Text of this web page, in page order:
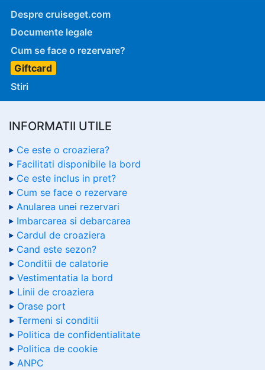
Despre cruiseget.com
Documente legale
Cum se face o rezervare?
Giftcard
Stiri
INFORMATII UTILE
Ce este o croaziera?
Facilitati disponibile la bord
Ce este inclus in pret?
Cum se face o rezervare
Anularea unei rezervari
Imbarcarea si debarcarea
Cardul de croaziera
Cand este sezon?
Conditii de calatorie
Vestimentatia la bord
Linii de croaziera
Orase port
Termeni si conditii
Politica de confidentialitate
Politica de cookie
ANPC